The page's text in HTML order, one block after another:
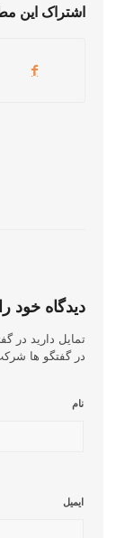
اشتراک این
دیدگاه خود
تمایل دارید در
در گفتگو ها
نام
ایمیل